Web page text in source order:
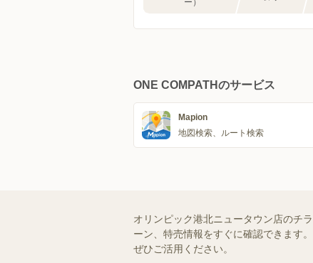
ONE COMPATHのサービス
Mapion
地図検索、ルート検索
オリンピック港北ニュータウン店のチ
ーン、特売情報をすぐに確認できます
ぜひご活用ください。